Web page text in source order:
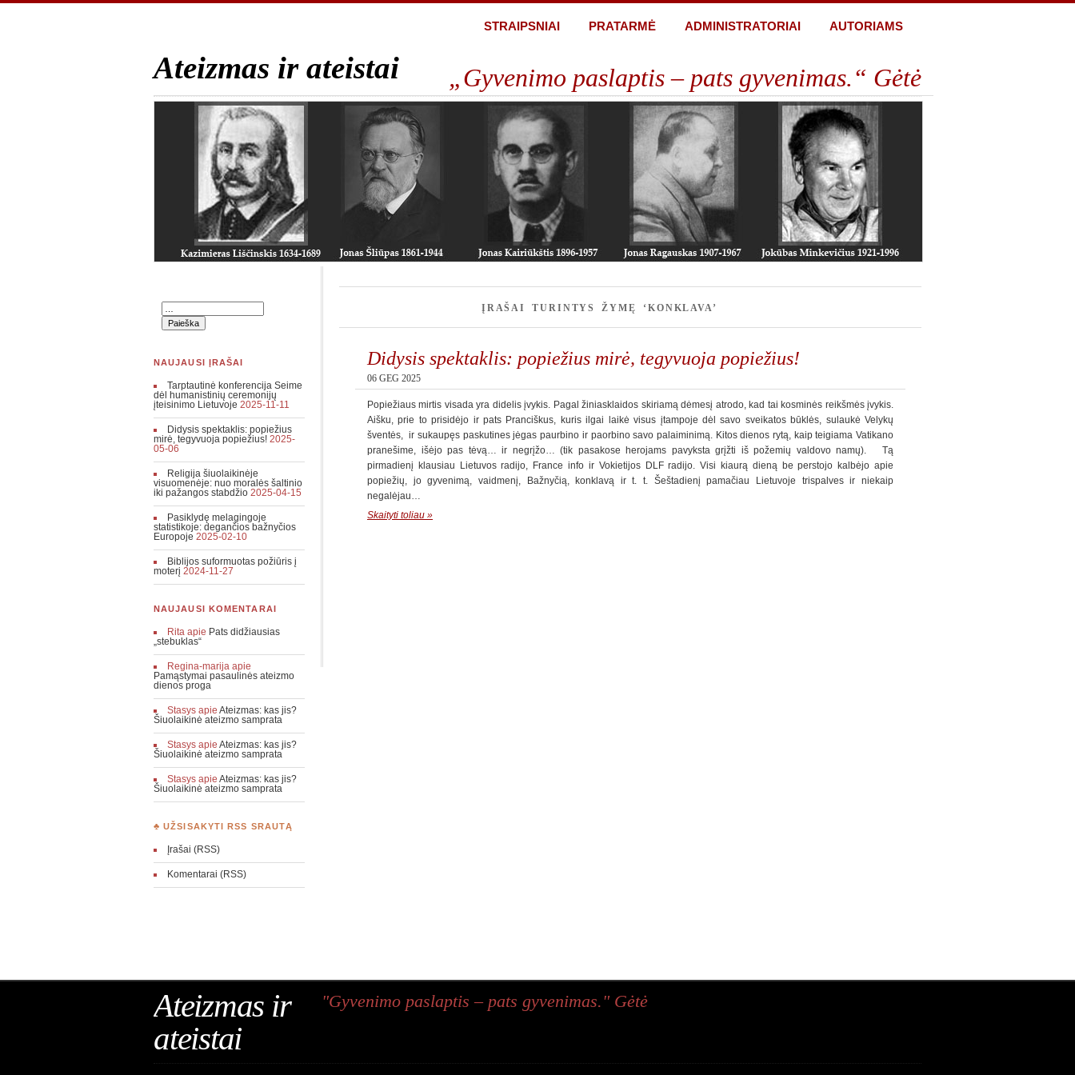
STRAIPSNIAI PRATARMĖ ADMINISTRATORIAI AUTORIAMS
Ateizmas ir ateistai „Gyvenimo paslaptis – pats gyvenimas.“ Gėtė
ĮRAŠAI TURINTYS ŽYMĘ ‘KONKLAVA’
Didysis spektaklis: popiežius mirė, tegyvuoja popiežius!
06 GEG 2025
Popiežiaus mirtis visada yra didelis įvykis. Pagal žiniasklaidos skiriamą dėmesį atrodo, kad tai kosminės reikšmės įvykis.
Aišku, prie to prisidėjo ir pats Pranciškus, kuris ilgai laikė visus įtampoje dėl savo sveikatos būklės, sulaukė Velykų
šventės, ir sukaupęs paskutines jėgas paurbino ir paorbino savo palaiminimą. Kitos dienos rytą, kaip teigiama Vatikano
pranešime, išėjo pas tėvą… ir negrįžo… (tik pasakose herojams pavyksta grįžti iš požemių valdovo namų). Tą
pirmadienį klausiau Lietuvos radijo, France info ir Vokietijos DLF radijo. Visi kiaurą dieną be perstojo kalbėjo apie
popiežių, jo gyvenimą, vaidmenį, Bažnyčią, konklavą ir t. t. Šeštadienį pamačiau Lietuvoje trispalves ir niekaip
negalėjau…
Skaityti toliau »
NAUJAUSI ĮRAŠAI
Tarptautinė konferencija Seime
dėl humanistinių ceremonijų
įteisinimo Lietuvoje 2025-11-11
Didysis spektaklis: popiežius
mirė, tegyvuoja popiežius! 2025-
05-06
Religija šiuolaikinėje
visuomenėje: nuo moralės šaltinio
iki pažangos stabdžio 2025-04-15
Pasiklydę melagingoje
statistikoje: degančios bažnyčios
Europoje 2025-02-10
Biblijos suformuotas požiūris į
moterį 2024-11-27
NAUJAUSI KOMENTARAI
Rita apie Pats didžiausias
„stebuklas“
Regina-marija apie
Pamąstymai pasaulinės ateizmo
dienos proga
Stasys apieAteizmas: kas jis?
Šiuolaikinė ateizmo samprata
Stasys apieAteizmas: kas jis?
Šiuolaikinė ateizmo samprata
Stasys apieAteizmas: kas jis?
Šiuolaikinė ateizmo samprata
♣ UŽSISAKYTI RSS SRAUTĄ
Įrašai (RSS)
Komentarai (RSS)
Ateizmas ir
ateistai
"Gyvenimo paslaptis – pats gyvenimas." Gėtė